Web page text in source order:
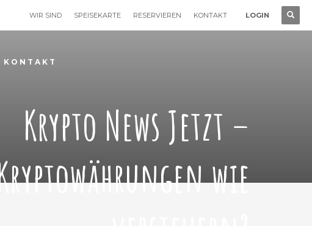
WIR SIND SPEISEKARTE RESERVIEREN KONTAKT LOGIN
KONTAKT
Krypto News Jetzt –
wie